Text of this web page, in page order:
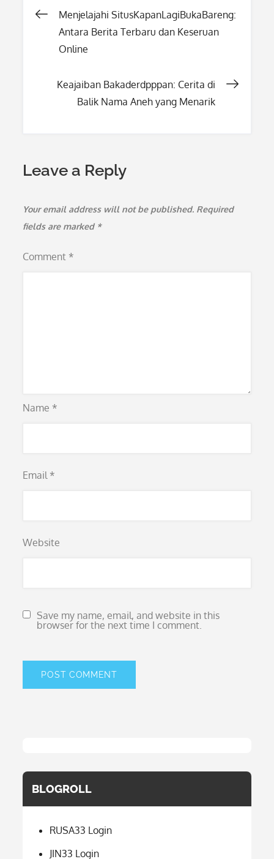
Post
navigation
Menjelajahi SitusKapanLagiBukaBareng:
Antara Berita Terbaru dan Keseruan
Online
Keajaiban Bakaderdpppan: Cerita di
Balik Nama Aneh yang Menarik
Leave a Reply
Your email address will not be published. Required
fields are marked *
Comment *
Name *
Email *
Website
Save my name, email, and website in this
browser for the next time I comment.
BLOGROLL
RUSA33 Login
JIN33 Login